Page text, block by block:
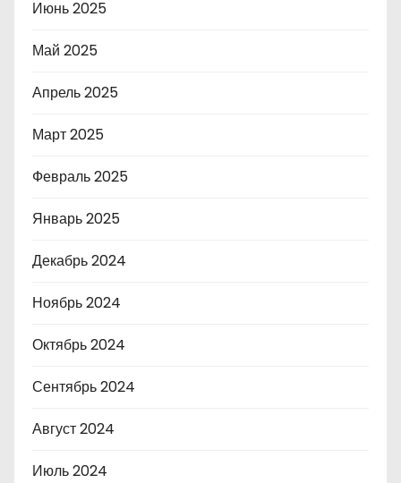
Июнь 2025
Май 2025
Апрель 2025
Март 2025
Февраль 2025
Январь 2025
Декабрь 2024
Ноябрь 2024
Октябрь 2024
Сентябрь 2024
Август 2024
Июль 2024